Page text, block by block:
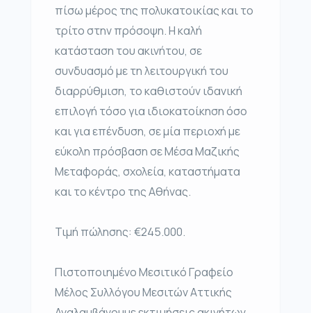
πίσω μέρος της πολυκατοικίας και το
τρίτο στην πρόσοψη. Η καλή
κατάσταση του ακινήτου, σε
συνδυασμό με τη λειτουργική του
διαρρύθμιση, το καθιστούν ιδανική
επιλογή τόσο για ιδιοκατοίκηση όσο
και για επένδυση, σε μία περιοχή με
εύκολη πρόσβαση σε Μέσα Μαζικής
Μεταφοράς, σχολεία, καταστήματα
και το κέντρο της Αθήνας.
Τιμή πώλησης: €245.000.
Πιστοποιημένο Μεσιτικό Γραφείο
Μέλος Συλλόγου Μεσιτών Αττικής